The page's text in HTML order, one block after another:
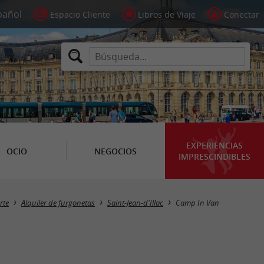
Espacio Cliente Libros de Viaje Conectar
OCIO NEGOCIOS
EXPERIENCIAS
IMPRESCINDIBLES
Alquiler de furgonetas Saint-Jean-d'Illac Camp In Van